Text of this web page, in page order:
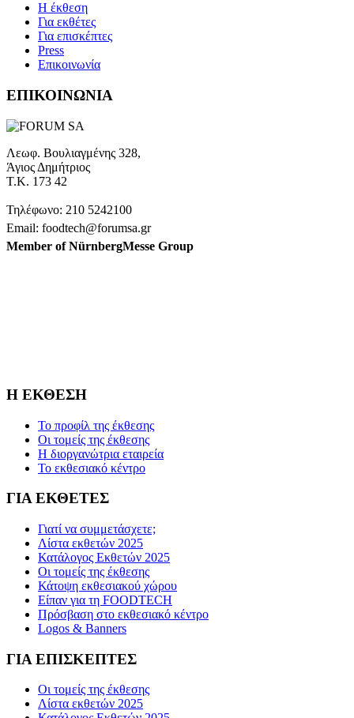
H έκθεση
Για εκθέτες
Για επισκέπτες
Press
Επικοινωνία
ΕΠΙΚΟΙΝΩΝΙΑ
Λεωφ. Βουλιαγμένης 328,
Άγιος Δημήτριος
Τ.Κ. 173 42
Τηλέφωνο: 210 5242100
Email: foodtech@forumsa.gr
Member of NürnbergMesse Group
Η ΕΚΘΕΣΗ
Το προφίλ της έκθεσης
Οι τομείς της έκθεσης
Η διοργανώτρια εταιρεία
Το εκθεσιακό κέντρο
ΓΙΑ ΕΚΘΕΤΕΣ
Γιατί να συμμετάσχετε;
Λίστα εκθετών 2025
Κατάλογος Εκθετών 2025
Οι τομείς της έκθεσης
Κάτοψη εκθεσιακού χώρου
Είπαν για τη FOODTECH
Πρόσβαση στο εκθεσιακό κέντρο
Logos & Banners
ΓΙΑ ΕΠΙΣΚΕΠΤΕΣ
Οι τομείς της έκθεσης
Λίστα εκθετών 2025